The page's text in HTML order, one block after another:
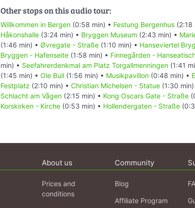
Other stops on this audio tour:
Willkommen in Bergen (0:58 min) • Festung Bergenhus (2:18
Håkonshalle (3:24 min) • Bryggen Museum (2:43 min) •
(1:46 min) • Øvregate - Straße (1:10 min) • Hanseviertel
Bryggen - Hafenseite (1:58 min) • Finnegården -
min) • Seefahrerdenkmal am Platz Torgallmenningen (1:41
(1:45 min) • Ole Bull (1:56 min) • Musikpavillon (0:48 min) •
Festplatz (2:10 min) • Christian Michelsen - Statue (1:30 min)
Schlacht am Vågen (2:15 min) • Kong Oscars Gate - Straße
Korskirken - Kirche (0:53 min) • Hollendergaten - Straße
About us
Prices and
conditions
Community
Blog
Affiliate Program